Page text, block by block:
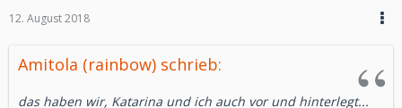
12. August 2018
Amitola (rainbow) schrieb:
das haben wir, Katarina und ich auch vor und hinterlegt...